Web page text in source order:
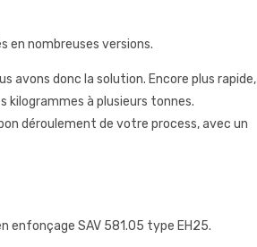
en nombreuses versions.
avons donc la solution. Encore plus rapide,
kilogrammes à plusieurs tonnes.
déroulement de votre process, avec un
enfonçage SAV 581.05 type EH25.